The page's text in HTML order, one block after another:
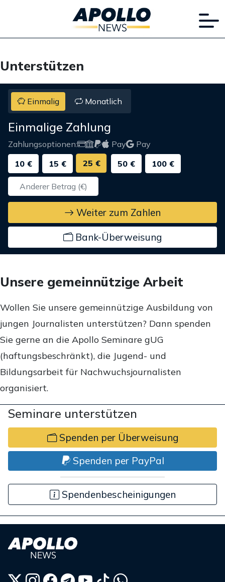
Unterstützen
Einmalig Monatlich
Einmalige Zahlung
Zahlungsoptionen: Pay
Pay
10 €
15 € 25 € 50 € 100 €
Weiter zum Zahlen
Bank-Überweisung
Unsere gemeinnützige Arbeit
Wollen Sie unsere gemeinnützige Ausbildung von
jungen Journalisten unterstützen? Dann spenden
Sie gerne an die Apollo Seminare gUG
(haftungsbeschränkt), die Jugend- und
Bildungsarbeit für Nachwuchsjournalisten
organisiert.
Seminare unterstützen
Spenden per Überweisung
Spenden per PayPal
Spendenbescheinigungen